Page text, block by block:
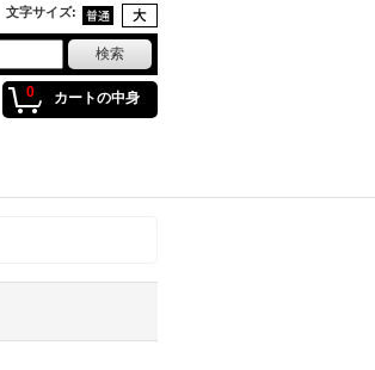
文字サイズ:
0 カートの中身